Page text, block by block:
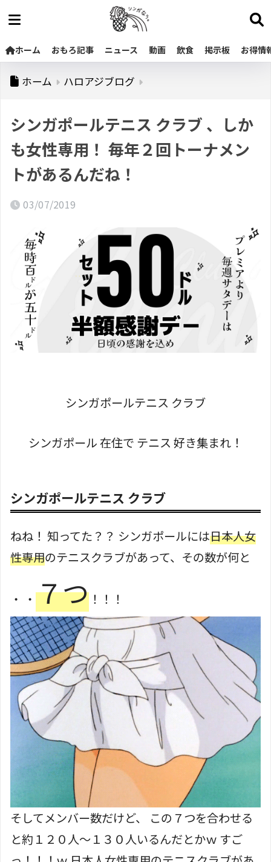
ホーム おもろ記事 ニュース 動画 飲食 掲示板 お得情
ホーム ハロアジブログ
シンガポールテニス クラブ 、しか
も女性専用！ 毎年２回トーナメン
トがあるんだね！
03/07/2019
シンガポールテニス クラブ
シンガポール 在住で テニス 好き集まれ！
シンガポールテニス クラブ
ねね！ 知ってた？？ シンガポールには日本人女
性専用のテニスクラブがあって、その数が何と
・ ・ ７つ ！！！
そしてメンバー数だけど、 この７つを合わせる
と約１２０人～１３０人いるんだとかｗ すご